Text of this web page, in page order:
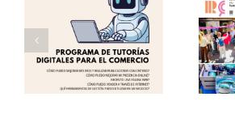
Éxito en una nueva
edición del «Comerç al
Carrer de Torrent»!
Gracias!